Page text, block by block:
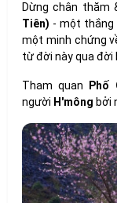
Dừng chân thăm
Tiên) - một thắng
một minh chứng
từ đời này qua đời
Tham quan Phố
người H'mông bởi